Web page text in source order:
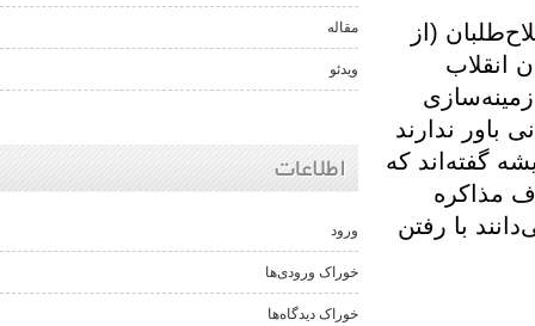
(از
ندارند
گفته‌اند که
با رفتن
اطلاعات
ورود
خوراک ورودی‌ها
خوراک دیدگاه‌ها